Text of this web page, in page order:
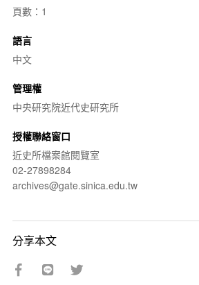
頁數：1
語言
中文
管理權
中央研究院近代史研究所
授權聯絡窗口
近史所檔案館閱覽室
02-27898284
archives@gate.sinica.edu.tw
分享本文